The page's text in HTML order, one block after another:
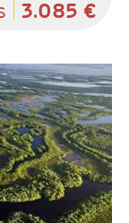
3.085 €
1 noche Las
Trinidad, y